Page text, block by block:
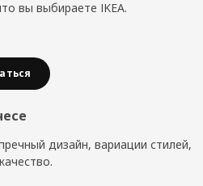
вы выбираете IKEA.
дизайн, вариации стилей,